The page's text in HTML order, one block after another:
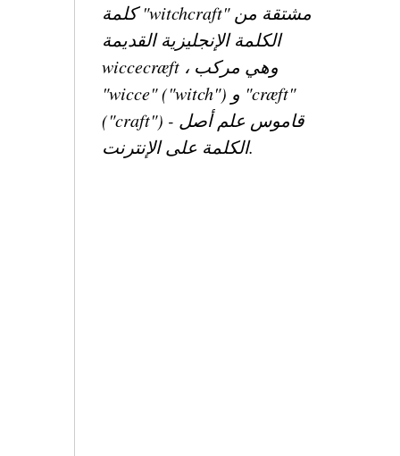
كلمة "witchcraft" مشتقة من
الكلمة الإنجليزية القديمة
wiccecræft ، وهي مركب
"wicce" ("witch") و "cræft"
("craft") - قاموس علم أصل
الكلمة على الإنترنت.